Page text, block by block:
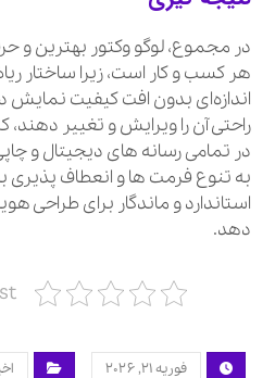
در مجموع، لوگو وکتور بهترین و
هر کسب و کار است، زیرا ساختار
اندازه‌ای بدون افت کیفیت نمایش
راحتی آن را ویرایش و تغییر دهند،
در تمامی رسانه‌ های دیجیتال و
به تنوع فرمت‌ ها و انعطاف‌ پذیری
استاندارد و ماندگار برای طراحی
دهد.
فوریه ۲۱, ۲۰۲۶